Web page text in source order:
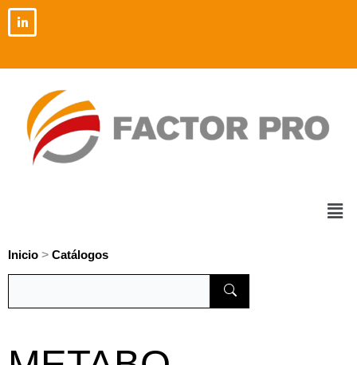
al
Inicio > Catálogos